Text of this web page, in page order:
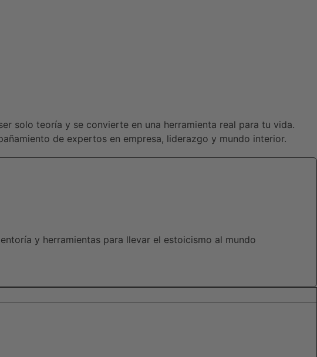
solo teoría y se convierte en una herramienta real para tu vida.
de expertos en empresa, liderazgo y mundo interior.
y herramientas para llevar el estoicismo al mundo